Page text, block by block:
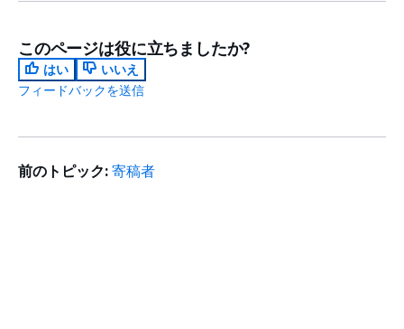
このページは役に立ちましたか?
はい
いいえ
フィードバックを送信
前のトピック: 寄稿者